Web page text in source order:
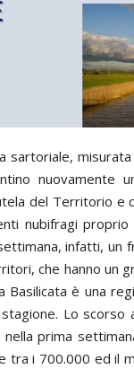
sartoriale,
del Territorio
nubifragi
infatti,
che hanno
è una
Lo
prima
tra i 700.000 ed